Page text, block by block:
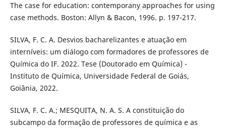
The case for education: contemporany approaches for using
case methods. Boston: Allyn & Bacon, 1996. p. 197-217.
SILVA, F. C. A. Desvios bacharelizantes e atuação em
interníveis: um diálogo com formadores de professores de
Química do IF. 2022. Tese (Doutorado em Química) -
Instituto de Química, Universidade Federal de Goiás,
Goiânia, 2022.
SILVA, F. C. A.; MESQUITA, N. A. S. A constituição do
subcampo da formação de professores de química e as